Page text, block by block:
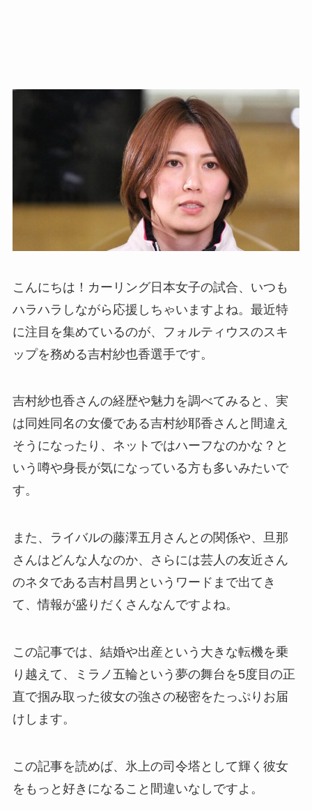
こんにちは！カーリング日本女子の試合、いつも
ハラハラしながら応援しちゃいますよね。最近特
に注目を集めているのが、フォルティウスのスキ
ップを務める吉村紗也香選手です。
吉村紗也香さんの経歴や魅力を調べてみると、実
は同姓同名の女優である吉村紗耶香さんと間違え
そうになったり、ネットではハーフなのかな？と
いう噂や身長が気になっている方も多いみたいで
す。
また、ライバルの藤澤五月さんとの関係や、旦那
さんはどんな人なのか、さらには芸人の友近さん
のネタである吉村昌男というワードまで出てき
て、情報が盛りだくさんなんですよね。
この記事では、結婚や出産という大きな転機を乗
り越えて、ミラノ五輪という夢の舞台を5度目の正
直で掴み取った彼女の強さの秘密をたっぷりお届
けします。
この記事を読めば、氷上の司令塔として輝く彼女
をもっと好きになること間違いなしですよ。